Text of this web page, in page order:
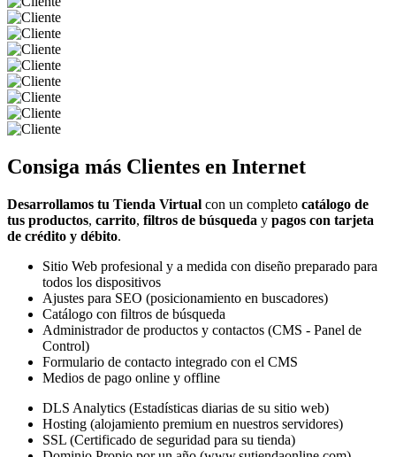
Consiga más Clientes en Internet
Desarrollamos tu Tienda Virtual con un completo catálogo de
tus productos, carrito, filtros de búsqueda y pagos con tarjeta
de crédito y débito.
Sitio Web profesional y a medida con diseño preparado para
todos los dispositivos
Ajustes para SEO (posicionamiento en buscadores)
Catálogo con filtros de búsqueda
Administrador de productos y contactos (CMS - Panel de
Control)
Formulario de contacto integrado con el CMS
Medios de pago online y offline
DLS Analytics (Estadísticas diarias de su sitio web)
Hosting (alojamiento premium en nuestros servidores)
SSL (Certificado de seguridad para su tienda)